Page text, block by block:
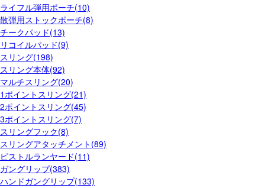
ライフル弾用ポーチ(10)
散弾用ストックポーチ(8)
チークパッド(13)
リコイルパッド(9)
スリング(198)
スリング本体(92)
マルチスリング(20)
1ポイントスリング(21)
2ポイントスリング(45)
3ポイントスリング(7)
スリングフック(8)
スリングアタッチメント(89)
ピストルランヤード(11)
ガングリップ(383)
ハンドガングリップ(133)